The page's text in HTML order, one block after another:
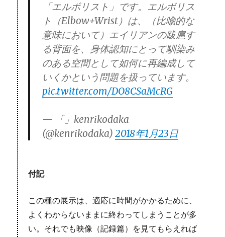
「エルボリスト」です。エルボリス
ト（Elbow+Wrist）は、（比喩的な
意味において）エイリアンの跋扈す
る背面を、身体認知にとって馴染み
のある空間として如何に再編成して
いくかという問題を扱っています。
pic.twitter.com/DO8CSaMcRG
— 「」kenrikodaka
(@kenrikodaka)2018年1月23日
付記
この種の展示は、適応に時間がかかるために、
よくわからないままに終わってしまうことが多
い。それでも映像（記録篇）を見てもらえれば